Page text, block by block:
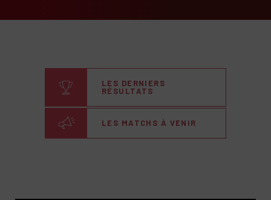
LES DERNIERS
RÉSULTATS
LES MATCHS À VENIR